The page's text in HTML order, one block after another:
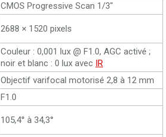
CMOS Progressive Scan 1/3"
2688 × 1520 pixels
Couleur : 0,001 lux @ F1.0, AGC activé ;
noir et blanc : 0 lux avec IR
Objectif varifocal motorisé 2,8 à 12 mm
F1.0
105,4° à 34,3°